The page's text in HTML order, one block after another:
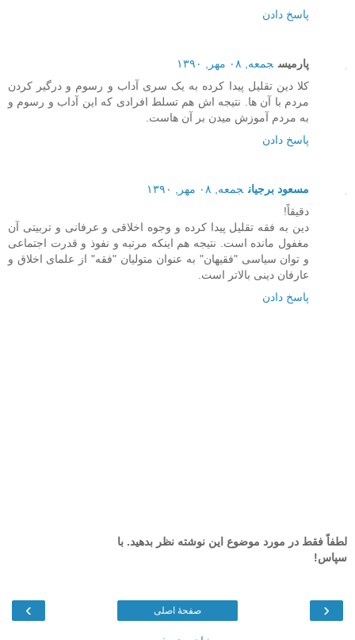
پاسخ دادن
پارمیس جمعه, ۰۸ مهر, ۱۳۹۰
کلا دین تقلیل پیدا کرده به یک سری آداب و رسوم و درگیر کردن
مردم با آن ها. نتیجه اش هم تسلط افرادی که این آداب و رسوم و
به مردم آموزش میدن بر آن هاست.
پاسخ دادن
مسعود برجیان جمعه, ۰۸ مهر, ۱۳۹۰
دقیقاً!
دین به فقه تقلیل پیدا کرده و وجوه اخلاقی و عرفانی و تربیتی آن
مغفول مانده است. نتیجه هم اینکه مرتبه و نفوذ و قدرت اجتماعی
و توان سیاسی "فقیهان" به عنوان متولیان "فقه" از علمای اخلاق و
عارفان دینی بالاتر است.
پاسخ دادن
لطفاً فقط در مورد موضوع این نوشته نظر بدهید. با
سپاس!
‹
› صفحهٔ اصلی